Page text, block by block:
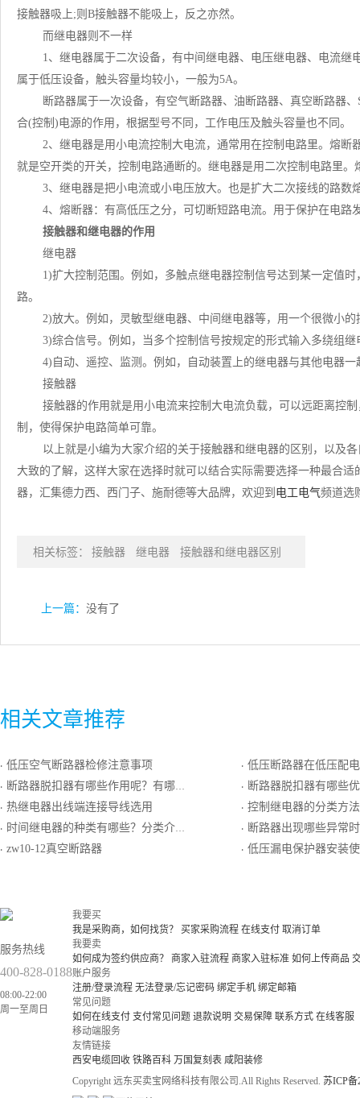
接触器吸上;则B接触器不能吸上，反之亦然。
而继电器则不一样
1、继电器属于二次设备，有中间继电器、电压继电器、电流
属于低压设备，触头容量均较小，一般为5A。
断路器属于一次设备，有空气断路器、油断路器、真空断路器
合(控制)电源的作用，根据型号不同，工作电压及触头容量也不同。
2、继电器是用小电流控制大电流，通常用在控制电路里。熔
就是空开类的开关，控制电路通断的。继电器是用二次控制电路里
3、继电器是把小电流或小电压放大。也是扩大二次接线的路
4、熔断器：有高低压之分，可切断短路电流。用于保护在电
接触器和继电器的作用
继电器
1)扩大控制范围。例如，多触点继电器控制信号达到某一定值
路。
2)放大。例如，灵敏型继电器、中间继电器等，用一个很微小
3)综合信号。例如，当多个控制信号按规定的形式输入多绕组
4)自动、遥控、监测。例如，自动装置上的继电器与其他电器
接触器
接触器的作用就是用小电流来控制大电流负载，可以远距离控
制，使得保护电路简单可靠。
以上就是小编为大家介绍的关于接触器和继电器的区别，以及
大致的了解，这样大家在选择时就可以结合实际需要选择一种最合
器，汇集德力西、西门子、施耐德等大品牌，欢迎到 电工电气频道选
相关标签： 接触器 继电器 接触器和继电器区别
上一篇： 没有了
相关文章推荐
· 低压空气断路器检修注意事项
· 断路器脱扣器有哪些作用呢？有哪些优缺点呢？
· 热继电器出线端连接导线选用
· 时间继电器的种类有哪些？分类介绍
· zw10-12真空断路器
· 低压断路器在低压配电系统设
· 断路器脱扣器有哪些优点和缺点呢？断路器
· 控制继电器的分类方法
· 断路器出现哪些异常时
· 低压漏电保护器安装
服务热线
400-828-0188
08:00-22:00
周一至周日
我要买
我是采购商，如何找货？
买家采购流程 在线支付 取消订单
我要卖
如何成为签约供应商？
商家入驻流程 商家入驻标准 如何上传商品
账户服务
注册/登录流程 无法登录/忘记密码 绑定手机 绑定邮箱
常见问题
如何在线支付 支付常见问题 退款说明 交易保障 联系方式 在线客服
移动端服务
友情链接
西安电缆回收 铁路百科 万国复刻表 咸阳装修
Copyright 远东买卖宝网络科技有限公司.All Rights Reserved. 苏ICP备